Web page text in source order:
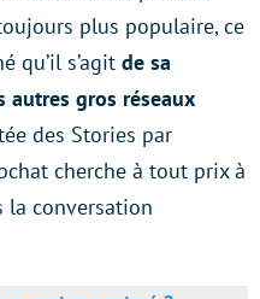
plus populaire, ce
qu’il s’agit de sa
autres gros réseaux
des Stories par
cherche à tout prix à
la conversation